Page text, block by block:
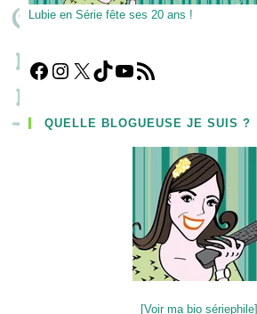
Lubie en Série fête ses 20 ans !
Facebook
Instagram
X TikTokYouTube
Flux RSS
QUELLE BLOGUEUSE JE SUIS ?
[Voir ma bio sériephile]